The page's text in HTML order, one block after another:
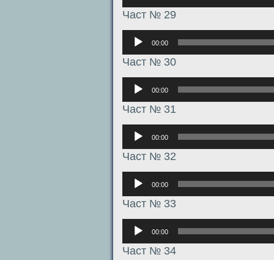
Част № 29
Аудиоплеер
00:00
Част № 30
Аудиоплеер
00:00
Част № 31
Аудиоплеер
00:00
Част № 32
Аудиоплеер
00:00
Част № 33
Аудиоплеер
00:00
Част № 34